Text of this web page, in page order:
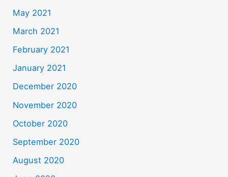
May 2021
March 2021
February 2021
January 2021
December 2020
November 2020
October 2020
September 2020
August 2020